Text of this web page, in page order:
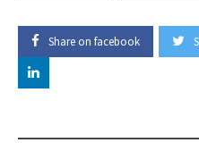
Share on facebook